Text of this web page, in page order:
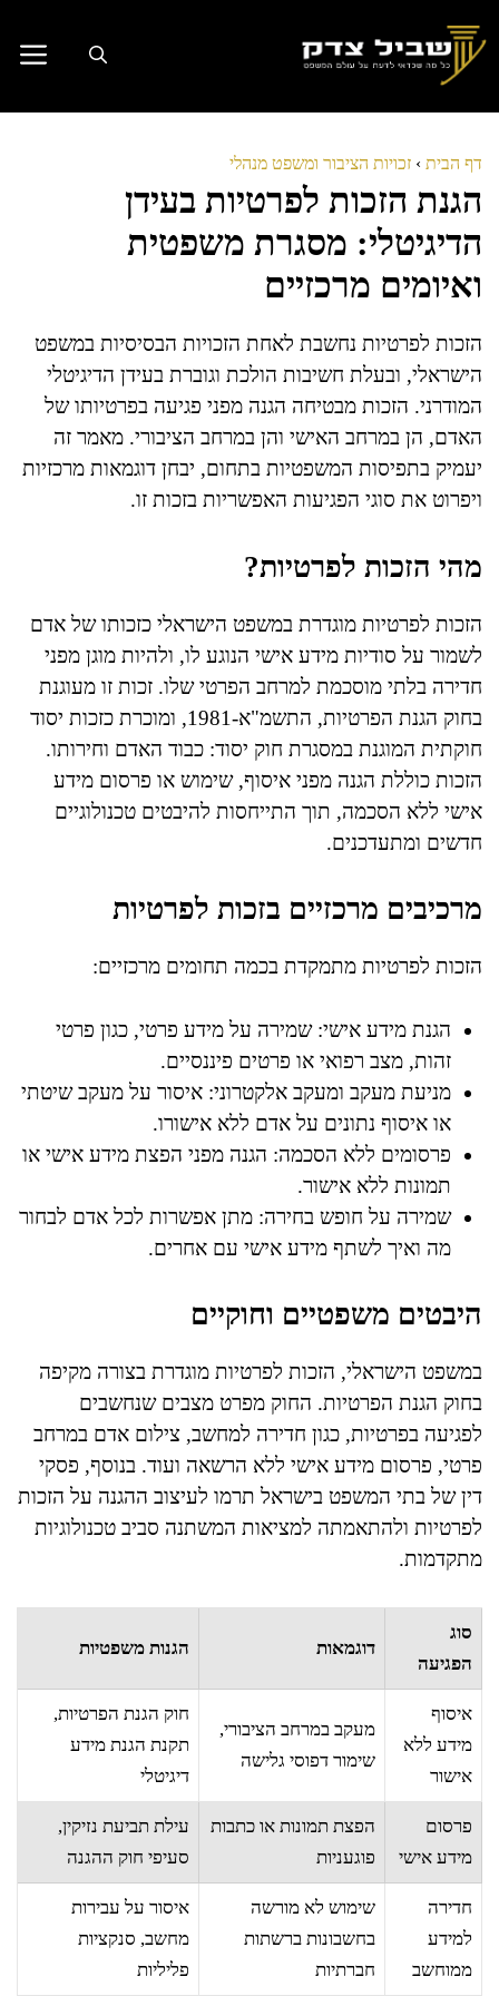
לתוכן
דף הבית › זכויות הציבור ומשפט מנהלי
הגנת הזכות לפרטיות בעידן
הדיגיטלי: מסגרת משפטית
ואיומים מרכזיים
הזכות לפרטיות נחשבת לאחת הזכויות הבסיסיות במשפט
הישראלי, ובעלת חשיבות הולכת וגוברת בעידן הדיגיטלי
המודרני. הזכות מבטיחה הגנה מפני פגיעה בפרטיותו של
האדם, הן במרחב האישי והן במרחב הציבורי. מאמר זה
יעמיק בתפיסות המשפטיות בתחום, יבחן דוגמאות מרכזיות
ויפרוט את סוגי הפגיעות האפשריות בזכות זו.
מהי הזכות לפרטיות?
הזכות לפרטיות מוגדרת במשפט הישראלי כזכותו של אדם
לשמור על סודיות מידע אישי הנוגע לו, ולהיות מוגן מפני
חדירה בלתי מוסכמת למרחב הפרטי שלו. זכות זו מעוגנת
בחוק הגנת הפרטיות, התשמ"א-1981, ומוכרת כזכות יסוד
חוקתית המוגנת במסגרת חוק יסוד: כבוד האדם וחירותו.
הזכות כוללת הגנה מפני איסוף, שימוש או פרסום מידע
אישי ללא הסכמה, תוך התייחסות להיבטים טכנולוגיים
חדשים ומתעדכנים.
מרכיבים מרכזיים בזכות לפרטיות
הזכות לפרטיות מתמקדת בכמה תחומים מרכזיים:
הגנת מידע אישי: שמירה על מידע פרטי, כגון פרטי
זהות, מצב רפואי או פרטים פיננסיים.
מניעת מעקב ומעקב אלקטרוני: איסור על מעקב שיטתי
או איסוף נתונים על אדם ללא אישורו.
פרסומים ללא הסכמה: הגנה מפני הפצת מידע אישי או
תמונות ללא אישור.
שמירה על חופש בחירה: מתן אפשרות לכל אדם לבחור
מה ואיך לשתף מידע אישי עם אחרים.
היבטים משפטיים וחוקיים
במשפט הישראלי, הזכות לפרטיות מוגדרת בצורה מקיפה
בחוק הגנת הפרטיות. החוק מפרט מצבים שנחשבים
לפגיעה בפרטיות, כגון חדירה למחשב, צילום אדם במרחב
פרטי, פרסום מידע אישי ללא הרשאה ועוד. בנוסף, פסקי
דין של בתי המשפט בישראל תרמו לעיצוב ההגנה על הזכות
לפרטיות ולהתאמתה למציאות המשתנה סביב טכנולוגיות
מתקדמות.
סוג
הפגיעה
דוגמאות הגנות משפטיות
איסוף
מידע ללא
אישור
מעקב במרחב הציבורי,
שימור דפוסי גלישה
חוק הגנת הפרטיות,
תקנת הגנת מידע
דיגיטלי
פרסום
מידע אישי
הפצת תמונות או כתבות
פוגעניות
עילת תביעת נזיקין,
סעיפי חוק ההגנה
חדירה
למידע
ממוחשב
שימוש לא מורשה
בחשבונות ברשתות
חברתיות
איסור על עבירות
מחשב, סנקציות
פליליות